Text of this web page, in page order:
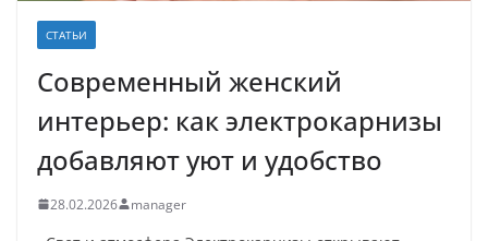
СТАТЬИ
Современный женский
интерьер: как электрокарнизы
добавляют уют и удобство
28.02.2026 manager